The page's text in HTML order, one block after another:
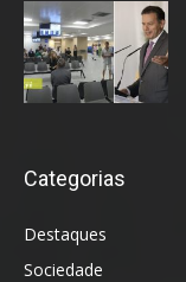
Categorias
Destaques
Sociedade